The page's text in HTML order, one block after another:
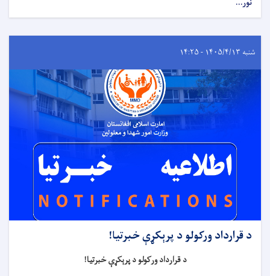
شنبه ۱۴۰۵/۴/۱۳ - ۱۴:۲۵
د قرارداد ورکولو د پرېکړې خبرتیا!
د قرارداد ورکولو د پرېکړې خبرتیا!